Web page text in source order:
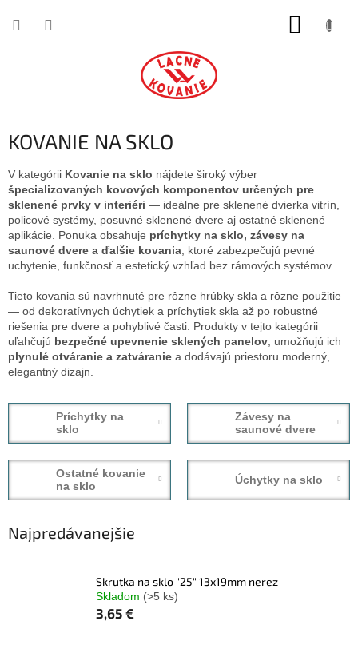
KOVANIE NA SKLO
V kategórii Kovanie na sklo nájdete široký výber
špecializovaných kovových komponentov určených pre
sklenené prvky v interiéri — ideálne pre sklenené dvierka vitrín,
policové systémy, posuvné sklenené dvere aj ostatné sklenené
aplikácie. Ponuka obsahuje príchytky na sklo, závesy na
saunové dvere a ďalšie kovania , ktoré zabezpečujú pevné
uchytenie, funkčnosť a estetický vzhľad bez rámových systémov.
Tieto kovania sú navrhnuté pre rôzne hrúbky skla a rôzne použitie
— od dekoratívnych úchytiek a príchytiek skla až po robustné
riešenia pre dvere a pohyblivé časti. Produkty v tejto kategórii
uľahčujú bezpečné upevnenie sklených panelov , umožňujú ich
plynulé otváranie a zatváranie a dodávajú priestoru moderný,
elegantný dizajn.
Príchytky na
sklo
Závesy na
saunové dvere
Ostatné kovanie
na sklo
Úchytky na sklo
Najpredávanejšie
Skrutka na sklo "25" 13x19mm nerez
Skladom (>5 ks)
3,65 €